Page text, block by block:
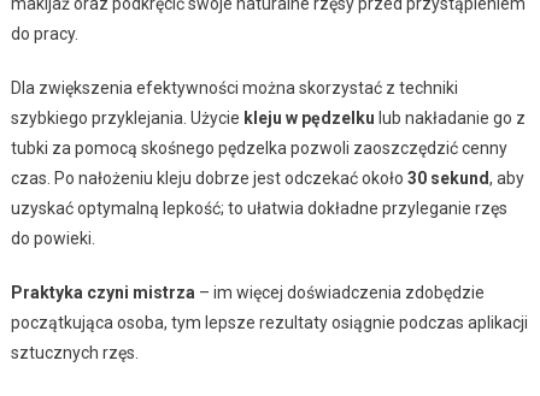
do pracy.
Dla zwiększenia efektywności można skorzystać z techniki
szybkiego przyklejania. Użycie kleju w pędzelku lub nakładanie go z
tubki za pomocą skośnego pędzelka pozwoli zaoszczędzić cenny
czas. Po nałożeniu kleju dobrze jest odczekać około 30 sekund, aby
uzyskać optymalną lepkość; to ułatwia dokładne przyleganie rzęs
do powieki.
Praktyka czyni mistrza – im więcej doświadczenia zdobędzie
początkująca osoba, tym lepsze rezultaty osiągnie podczas aplikacji
sztucznych rzęs.